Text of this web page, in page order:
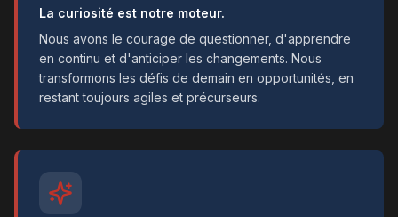
La curiosité est notre moteur.
Nous avons le courage de questionner, d'apprendre
en continu et d'anticiper les changements. Nous
transformons les défis de demain en opportunités, en
restant toujours agiles et précurseurs.